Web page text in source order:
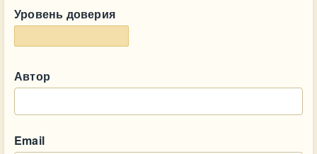
Уровень доверия
Автор
Email